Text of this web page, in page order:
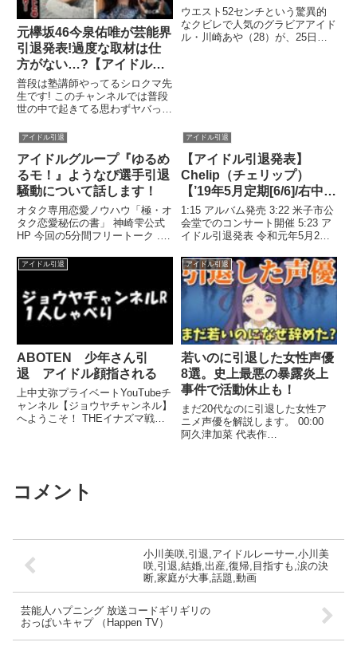
元欅坂46今泉佑唯が芸能界
引退発表!過度な取材は仕
方がない…?【アイドル・
YouTuber・ワタナベマホ
ト・パパラッチ・週刊誌・
記者・現在・家族・離婚・
普段は塾講師やってるシロクマ先
生です! このチャンネルでは普段
世の中で起きてる思わずヤバっと
...関連ツイート
イク中
ウエスト52センチという驚異的
なクビレで人気のグラビアアイド
ル・川崎あや（28）が、25日発
アイドル引退
アイドルグループ『ゆるめ
るモ！』ようなぴ選手引退
騒動について話します！
オタク専用恋愛ノウハウ「極・オ
タク恋愛秘伝の書」 神崎雫公式
HP 今回の5分間フリートーク ...
アイドル引退
【アイドル引退発表】
Chelip（チェリップ）
【’19年5月定期[6/6]/右中列
視点】＠米子AZTiC
laughs 20190502
1:15 アルバム発売 3:22 米子市公
会堂でのコンサート開催 5:23 ア
イドル引退発表 令和元年5月2日
ウス 米子AZTiC...関連ツイート
アイドル引退
ABOTEN 少年さん引
退 アイドル顔指される
上中丈弥プライベートYouTubeチ
ャンネル【ジョウヤチャンネル】
へようこそ！ THEイナズマ戦隊
アイドル引退
若いのに引退した女性声優
8選。史上最悪の暴露炎上
事件で活動休止も！
まだ20代なのに引退した女性ア
ニメ声優を解説します。 00:00
阿久津加菜 代表作
コメント
小川美咲,引退,アイドルレーサー,小川美
咲,引退,結婚,出産,復帰,目指すも,涙の決
断,家庭が大事,話題,動画
芸能人ハプニング 放送コードギリギリの
おっぱいキャプ （Happen TV）